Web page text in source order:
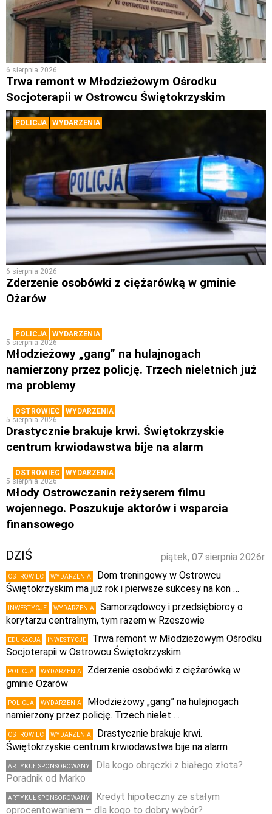
6 sierpnia 2026
Trwa remont w Młodzieżowym Ośrodku
Socjoterapii w Ostrowcu Świętokrzyskim
POLICJA WYDARZENIA
6 sierpnia 2026
Zderzenie osobówki z ciężarówką w gminie
Ożarów
POLICJA
WYDARZENIA
5 sierpnia 2026
Młodzieżowy „gang” na hulajnogach
namierzony przez policję. Trzech nieletnich już
ma problemy
OSTROWIEC
WYDARZENIA
5 sierpnia 2026
Drastycznie brakuje krwi. Świętokrzyskie
centrum krwiodawstwa bije na alarm
OSTROWIEC
WYDARZENIA
5 sierpnia 2026
Młody Ostrowczanin reżyserem filmu
wojennego. Poszukuje aktorów i wsparcia
finansowego
piątek, 07 sierpnia 2026r.
DZIŚ
OSTROWIEC WYDARZENIA
Dom treningowy w Ostrowcu
Świętokrzyskim ma już rok i pierwsze sukcesy na kon …
INWESTYCJE WYDARZENIA
Samorządowcy i przedsiębiorcy o
korytarzu centralnym, tym razem w Rzeszowie
EDUKACJA INWESTYCJE
Trwa remont w Młodzieżowym Ośrodku
Socjoterapii w Ostrowcu Świętokrzyskim
POLICJA WYDARZENIA
Zderzenie osobówki z ciężarówką w
gminie Ożarów
POLICJA WYDARZENIA
Młodzieżowy „gang” na hulajnogach
namierzony przez policję. Trzech nielet …
OSTROWIEC WYDARZENIA
Drastycznie brakuje krwi.
Świętokrzyskie centrum krwiodawstwa bije na alarm
ARTYKUŁ SPONSOROWANY
Dla kogo obrączki z białego złota?
Poradnik od Marko
ARTYKUŁ SPONSOROWANY
Kredyt hipoteczny ze stałym
oprocentowaniem – dla kogo to dobry wybór?